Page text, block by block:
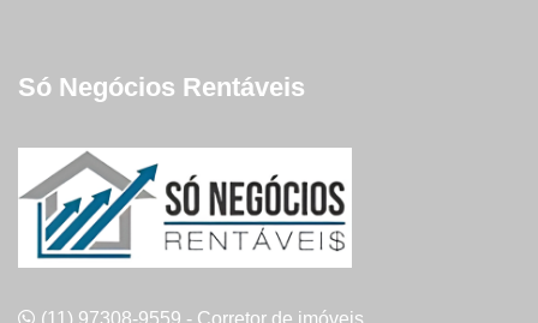
Só Negócios Rentáveis
(11) 97308-9559 - Corretor de imóveis